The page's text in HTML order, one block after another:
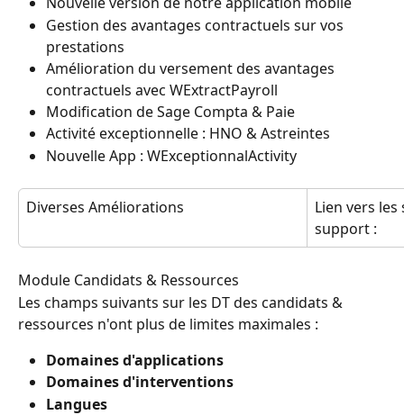
Gestion des avantages contractuels sur vos
prestations
Amélioration du versement des avantages
contractuels avec WExtractPayroll
Modification de Sage Compta & Paie
Activité exceptionnelle : HNO & Astreintes
Nouvelle App : WExceptionnalActivity
Diverses Améliorations
Lien vers
support :
Module Candidats & Ressources
Les champs suivants sur les DT des candidats &
ressources n'ont plus de limites maximales :
Domaines d'applications
Domaines d'interventions
Langues